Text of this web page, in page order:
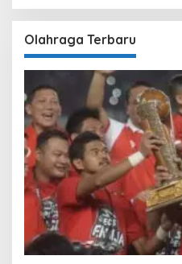
Olahraga Terbaru